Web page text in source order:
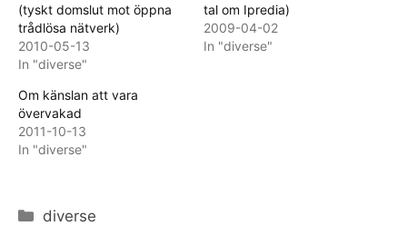
(tyskt domslut mot öppna
trådlösa nätverk)
2010-05-13
In "diverse"
tal om Ipredia)
2009-04-02
In "diverse"
Om känslan att vara
övervakad
2011-10-13
In "diverse"
Categories
diverse